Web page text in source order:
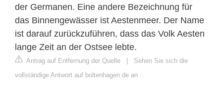
der Germanen. Eine andere Bezeichnung für
das Binnengewässer ist Aestenmeer. Der Name
ist darauf zurückzuführen, dass das Volk Aesten
lange Zeit an der Ostsee lebte.
Antrag auf Entfernung der Quelle | Sehen Sie sich die
vollständige Antwort auf boltenhagen.de an